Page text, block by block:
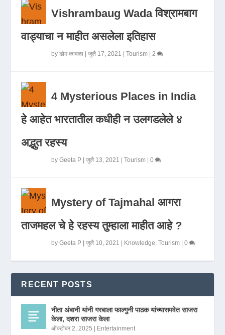
Vishrambaug Wada विश्रामबाग
वाड्याचा न माहीत असलेला इतिहास
byडोम कावळा |जुलै 17, 2021 |Tourism | 2
4 Mysterious Places in India
हे आहेत भारतातील कधीही न उलगडलेले ४
अद्भुत रहस्य
byGeeta P |जुलै 13, 2021 |Tourism |0
Mystery of Tajmahal आगरा
ताजमहल चे हे रहस्य तुम्हाला माहीत आहे ?
byGeeta P |जुलै 10, 2021 | Knowledge ,Tourism |0
RECENT POSTS
नीता अंबानी यांनी गरबाला फाल्गुनी पाठक यांच्यासमवेत साजरा
केला, दशरा साजरा केला
ऑक्टोबर 2, 2025 | Entertainment